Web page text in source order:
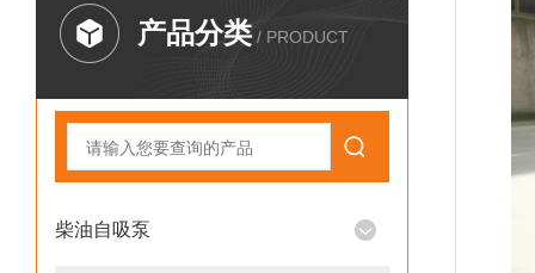
产品分类 / PRODUCT
柴油自吸泵